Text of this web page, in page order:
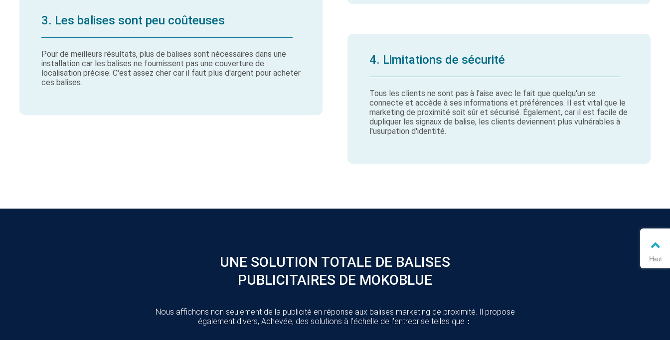
3. Les balises sont peu coûteuses
Pour de meilleurs résultats, plus de balises sont nécessaires dans une
installation car les balises ne fournissent pas une couverture de
localisation précise. C'est assez cher car il faut plus d'argent pour acheter
ces balises.
4. Limitations de sécurité
Tous les clients ne sont pas à l'aise avec le fait que quelqu'un se
connecte et accède à ses informations et préférences. Il est vital que le
marketing de proximité soit sûr et sécurisé. Également, car il est facile de
dupliquer les signaux de balise, les clients deviennent plus vulnérables à
l'usurpation d'identité.
UNE SOLUTION TOTALE DE BALISES
PUBLICITAIRES DE MOKOBLUE
Nous affichons non seulement de la publicité en réponse aux balises marketing de proximité. Il propose
également divers, Achevée, des solutions à l'échelle de l'entreprise telles que：
Haut